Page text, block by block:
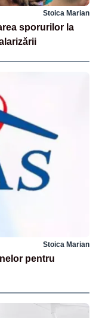
Stoica Marian
sporurilor la
Stoica Marian
pentru